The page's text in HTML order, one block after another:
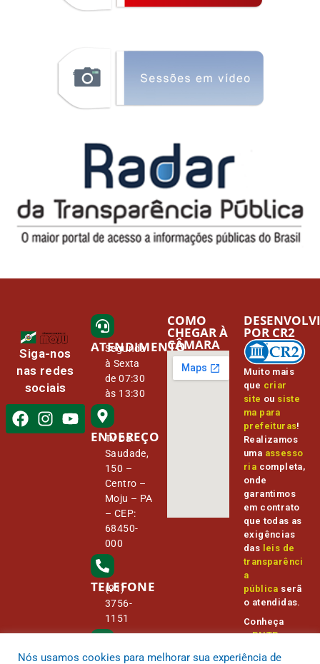
Siga-nos
nas redes
sociais
ATENDIMENTO
Segunda
à Sexta
de 07:30
às 13:30
ENDEREÇO
Tv Da
Saudade,
150 –
Centro –
Moju – PA
– CEP:
68450-
000
TELEFONE
(91)
3756-
1151
COMO
CHEGAR À
CÂMARA
Muito mais
que criar
site ou siste
ma para
prefeituras!
Realizamos
uma assesso
ria completa,
onde
garantimos
em contrato
que todas as
exigências
das leis de
transparênci
a
pública serã
o atendidas.
Conheça
oPNTPe
POR CR2
Nós usamos cookies para melhorar sua experiência de